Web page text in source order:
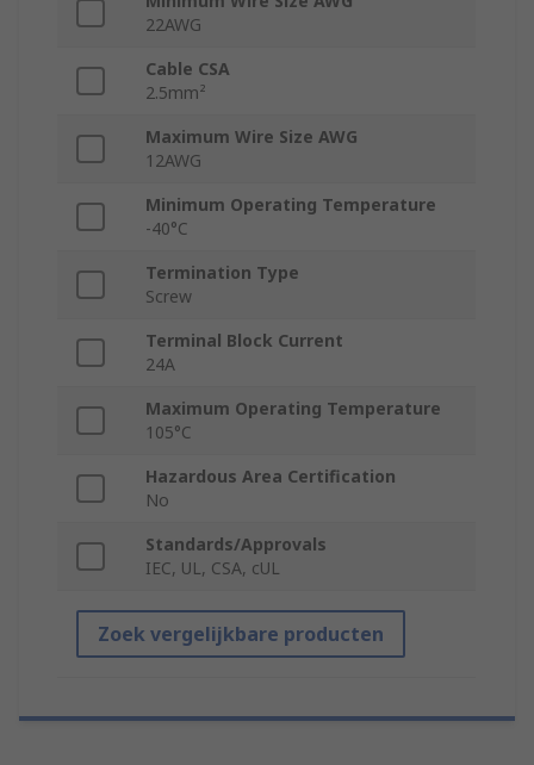
22AWG
Cable CSA
2.5mm²
Maximum Wire Size AWG
12AWG
Minimum Operating Temperature
-40°C
Termination Type
Screw
Terminal Block Current
24A
Maximum Operating Temperature
105°C
Hazardous Area Certification
No
Standards/Approvals
IEC, UL, CSA, cUL
Zoek vergelijkbare producten